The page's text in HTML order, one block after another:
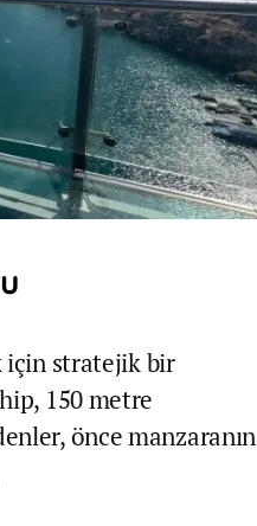
için stratejik bir
150 metre
önce manzaranın